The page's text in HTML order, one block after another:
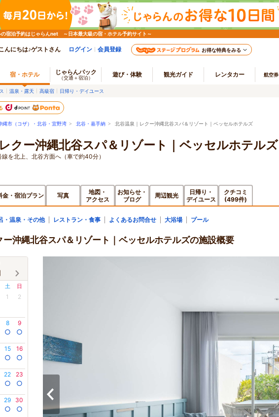
宿泊予約はじゃらんnet ～日本最大級の宿・ホテル予約サイト～
んにちは♪ゲストさん ログイン 会員登録 お得な特典をみる
宿・ホテル じゃらんパック
（交通＋宿泊） 遊び・体験 観光ガイド レンタカー 航空券
温泉・露天 高級宿 日帰り・デイユース
縄市（コザ）・北谷・宜野湾 > 北谷・嘉手納 > 北谷温泉｜レクー沖縄北谷スパ＆リゾート｜ベッセルホテルズ
クー沖縄北谷スパ＆リゾート｜ベッセルホテルズ
を北上、北谷方面へ（車で約40分）
金・宿泊プラン 写真
地図・
アクセス
お知らせ・
ブログ
周辺観光
日帰り・
デイユース
クチコミ
(499件)
・温泉・その他 レストラン・食事 よくあるお問合せ 大浴場 プール
ー沖縄北谷スパ＆リゾート｜ベッセルホテルズの施設概要
土 日
1 2
8
○
9
○
15
○
16
○
22
○
23
○
29
○
30
○